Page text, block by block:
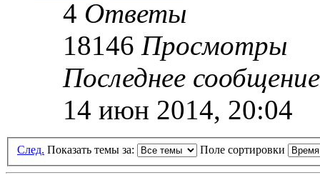
4 Ответы
18146 Просмотры
Последнее
14 июн 2014, 20:04
След. Показать темы за: Поле сортировки